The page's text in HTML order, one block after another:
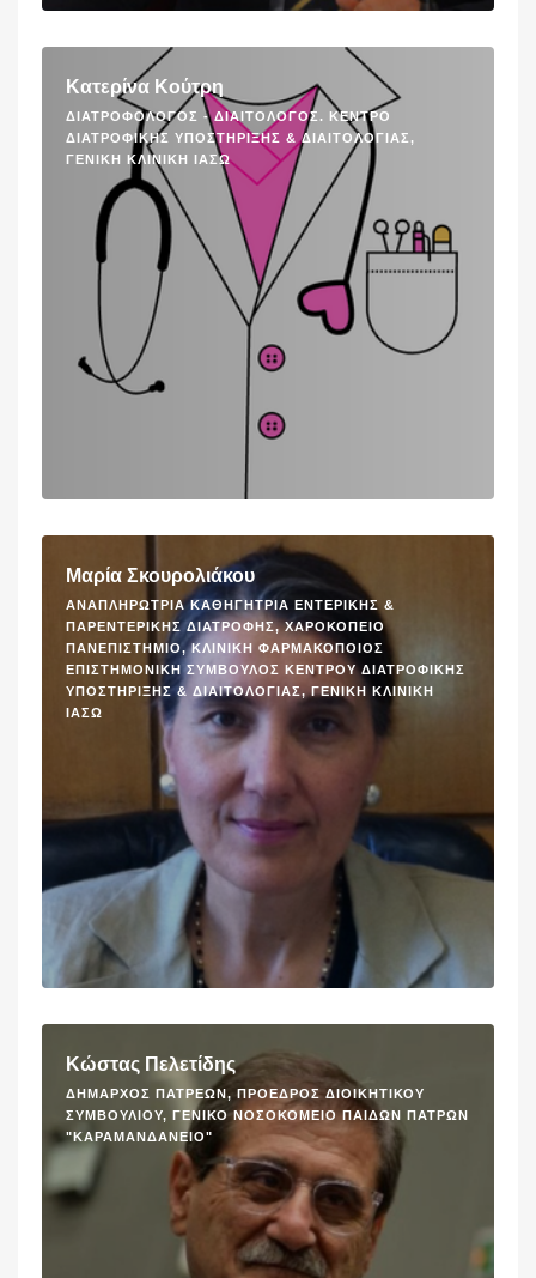
Κατερίνα Κούτρη
ΔΙΑΤΡΟΦΟΛΌΓΟΣ - ΔΙΑΙΤΟΛΌΓΟΣ. ΚΈΝΤΡΟ
ΔΙΑΤΡΟΦΙΚΉΣ ΥΠΟΣΤΉΡΙΞΗΣ & ΔΙΑΙΤΟΛΟΓΊΑΣ,
ΓΕΝΙΚΉ ΚΛΙΝΙΚΉ ΙΑΣΩ
Μαρία Σκουρολιάκου
ΑΝΑΠΛΗΡΏΤΡΙΑ ΚΑΘΗΓΉΤΡΙΑ ΕΝΤΕΡΙΚΉΣ &
ΠΑΡΕΝΤΕΡΙΚΉΣ ΔΙΑΤΡΟΦΉΣ, ΧΑΡΟΚΌΠΕΙΟ
ΠΑΝΕΠΙΣΤΉΜΙΟ, ΚΛΙΝΙΚΉ ΦΑΡΜΑΚΟΠΟΙΌΣ
ΕΠΙΣΤΗΜΟΝΙΚΉ ΣΎΜΒΟΥΛΟΣ ΚΈΝΤΡΟΥ ΔΙΑΤΡΟΦΙΚΉΣ
ΥΠΟΣΤΉΡΙΞΗΣ & ΔΙΑΙΤΟΛΟΓΊΑΣ, ΓΕΝΙΚΉ ΚΛΙΝΙΚΉ
ΙΑΣΩ
Κώστας Πελετίδης
ΔΉΜΑΡΧΟΣ ΠΑΤΡΈΩΝ, ΠΡΌΕΔΡΟΣ ΔΙΟΙΚΗΤΙΚΟΎ
ΣΥΜΒΟΥΛΊΟΥ, ΓΕΝΙΚΌ ΝΟΣΟΚΟΜΕΊΟ ΠΑΊΔΩΝ ΠΑΤΡΏΝ
"ΚΑΡΑΜΑΝΔΆΝΕΙΟ"